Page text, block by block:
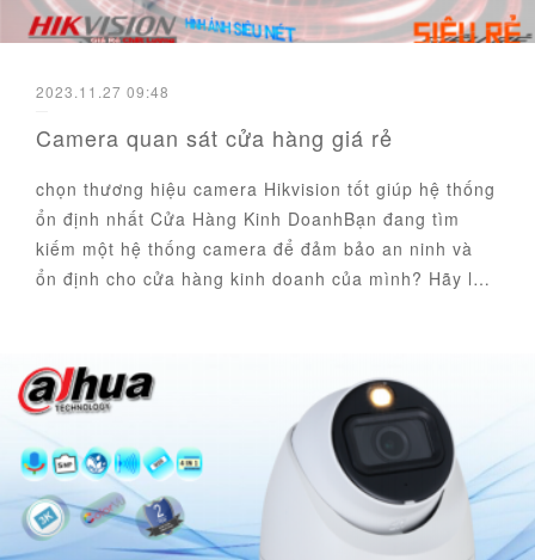
2023.11.27 09:48
Camera quan sát cửa hàng giá rẻ
chọn thương hiệu camera Hikvision tốt giúp hệ thống
ổn định nhất Cửa Hàng Kinh DoanhBạn đang tìm
kiếm một hệ thống camera để đảm bảo an ninh và
ổn định cho cửa hàng kinh doanh của mình? Hãy l…